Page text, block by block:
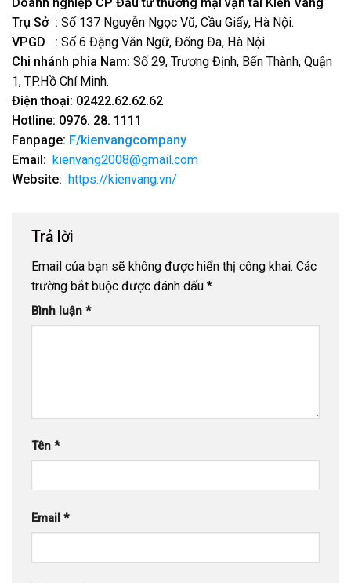
Trụ Sở : Số 137 Nguyễn Ngọc Vũ, Cầu Giấy, Hà Nội.
VPGD : Số 6 Đặng Văn Ngữ, Đống Đa, Hà Nội.
Chi nhánh phia Nam: Số 29, Trương Định, Bến Thành, Quận
1, TP.Hồ Chí Minh.
Điện thoại: 02422.62.62.62
Hotline: 0976. 28. 1111
Fanpage: F/kienvangcompany
Email: kienvang2008@gmail.com
Website: https://kienvang.vn/
Trả lời
Email của bạn sẽ không được hiển thị công khai. Các
trường bắt buộc được đánh dấu *
Bình luận *
Tên *
Email *